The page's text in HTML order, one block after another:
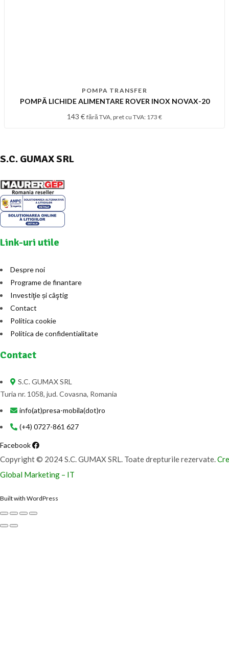
POMPA TRANSFER
POMPĂ LICHIDE ALIMENTARE ROVER INOX NOVAX-20
143 € fără TVA, pret cu TVA: 173 €
S.C. GUMAX SRL
Link-uri utile
Despre noi
Programe de finantare
Investiţie și câştig
Contact
Politica cookie
Politica de confidentialitate
Contact
S.C. GUMAX SRL
Turia nr. 1058, jud. Covasna, Romania
info(at)presa-mobila(dot)ro
(+4) 0727-861 627
Facebook
Copyright © 2024 S.C. GUMAX SRL. Toate drepturile rezervate.
Global Marketing – IT
Built with WordPress